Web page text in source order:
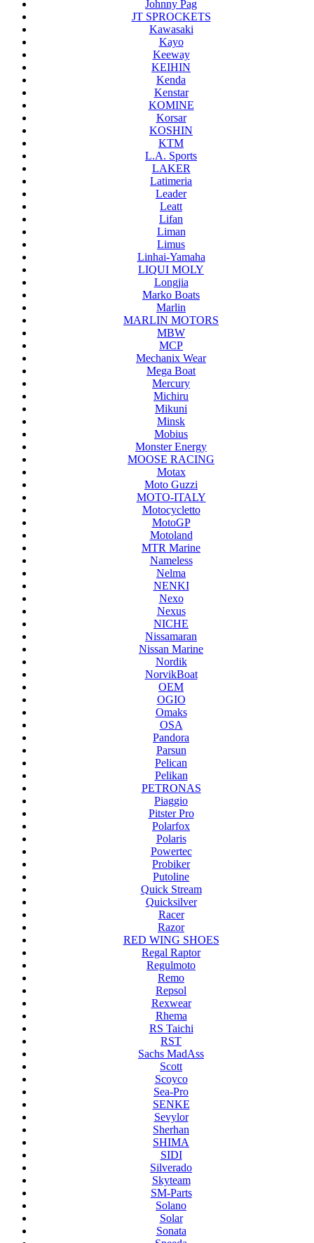
Johnny Pag
JT SPROCKETS
Kawasaki
Kayo
Keeway
KEIHIN
Kenda
Kenstar
KOMINE
Korsar
KOSHIN
KTM
L.A. Sports
LAKER
Latimeria
Leader
Leatt
Lifan
Liman
Limus
Linhai-Yamaha
LIQUI MOLY
Longjia
Marko Boats
Marlin
MARLIN MOTORS
MBW
MCP
Mechanix Wear
Mega Boat
Mercury
Michiru
Mikuni
Minsk
Mobius
Monster Energy
MOOSE RACING
Motax
Moto Guzzi
MOTO-ITALY
Motocycletto
MotoGP
Motoland
MTR Marine
Nameless
Nelma
NENKI
Nexo
Nexus
NICHE
Nissamaran
Nissan Marine
Nordik
NorvikBoat
OEM
OGIO
Omaks
OSA
Pandora
Parsun
Pelican
Pelikan
PETRONAS
Piaggio
Pitster Pro
Polarfox
Polaris
Powertec
Probiker
Putoline
Quick Stream
Quicksilver
Racer
Razor
RED WING SHOES
Regal Raptor
Regulmoto
Remo
Repsol
Rexwear
Rhema
RS Taichi
RST
Sachs MadAss
Scott
Scoyco
Sea-Pro
SENKE
Sevylor
Sherhan
SHIMA
SIDI
Silverado
Skyteam
SM-Parts
Solano
Solar
Sonata